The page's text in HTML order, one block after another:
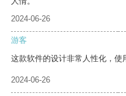
2024-06-26
游客
这款软件的设计非常人性化，使
2024-06-26